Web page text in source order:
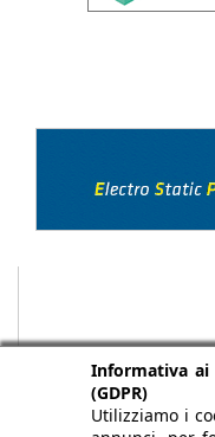
Informativa ai
(GDPR)
Utilizziamo i